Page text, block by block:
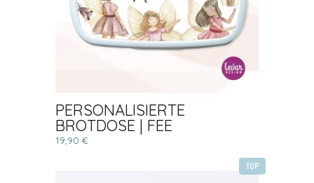
PERSONALISIERTE
BROTDOSE | FEE
19,90 €
TOP